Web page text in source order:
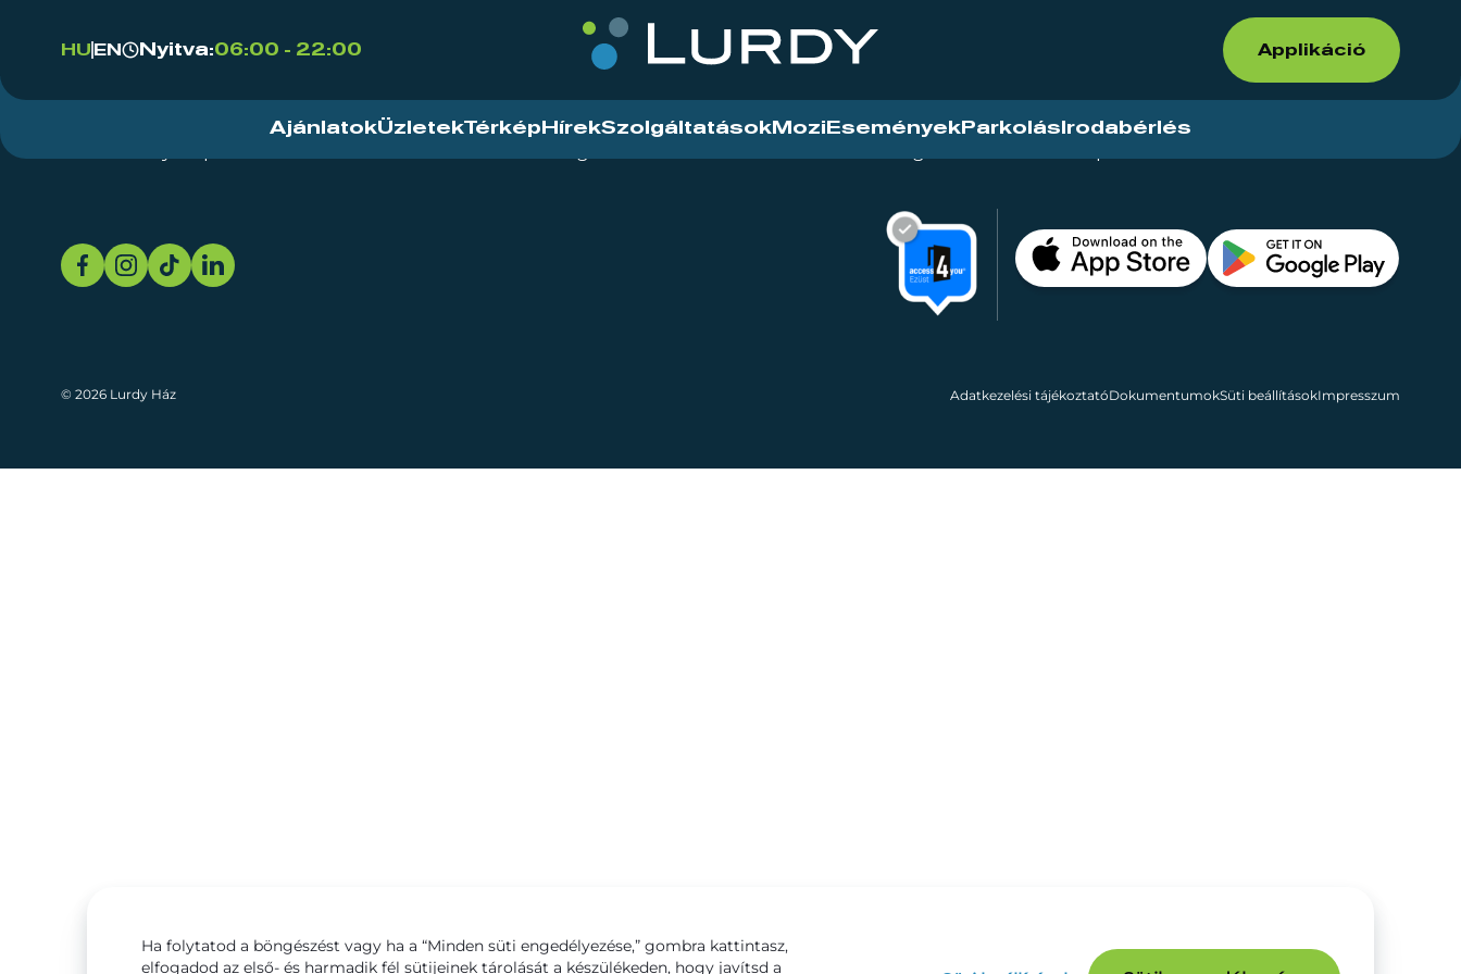
HU EN Nyitva:06:00 - 22:00 Applikáció
AjánlatokÜzletekTérkép HírekSzolgáltatások Mozi Események Parkolás Irodabérlés
© 2026 Lurdy Ház Adatkezelési tájékoztatóDokumentumokSüti beállításokImpresszum
Ha folytatod a böngészést vagy ha a “Minden süti engedélyezése,” gombra kattintasz,
elfogadod az első- és harmadik fél sütijeinek tárolását a készülékeden, hogy javítsd a